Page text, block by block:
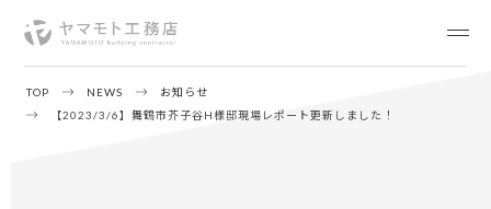
TOP NEWS
お知らせ
【2023/3/6】舞鶴市芥子谷H様邸現場レポート更新しました！